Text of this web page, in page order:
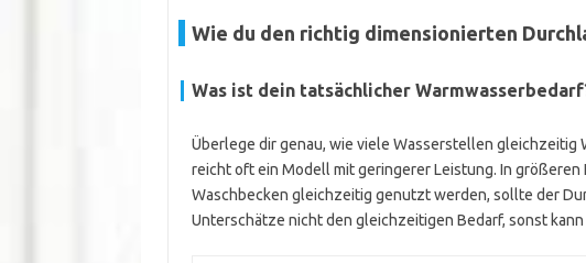
Wie du den richtig dimensionierten
Was ist dein tatsächlicher
Überlege dir genau, wie viele Wasserstellen gleichzeitig
reicht oft ein Modell mit geringerer Leistung. In
Waschbecken gleichzeitig genutzt werden, sollte der
Unterschätze nicht den gleichzeitigen Bedarf, sonst kann